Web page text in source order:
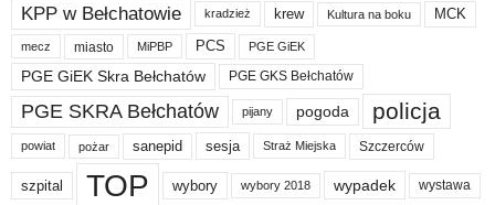
KPP w Bełchatowie kradzież krew Kultura na boku MCK
mecz miasto MiPBP PCS PGE GiEK
PGE GiEK Skra Bełchatów PGE GKS Bełchatów
PGE SKRA Bełchatów pijany pogoda policja
powiat pożar sanepid sesja Straż Miejska Szczerców
szpital TOP wybory wybory 2018 wypadek wystawa